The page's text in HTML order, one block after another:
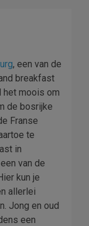
, een van de
breakfast
het moois om
de bosrijke
Franse
te
in
van de
kun je
allerlei
Jong en oud
een